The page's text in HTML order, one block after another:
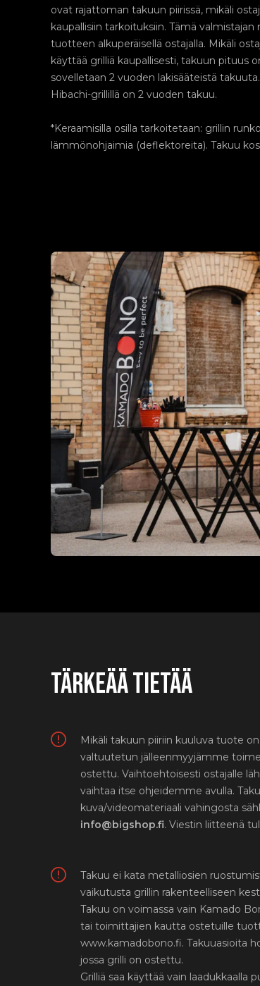
ovat rajattoman takuun piirissä, mikäli
kaupallisiin tarkoituksiin. Tämä
tuotteen alkuperäisellä ostajalla. Mikäli
käyttää grilliä kaupallisesti, takuun pituus
sovelletaan 2 vuoden lakisääteistä takuuta.
Hibachi-grillillä on 2 vuoden takuu.
*Keraamisilla osilla tarkoitetaan: grillin
lämmönohjaimia (deflektoreita). Takuu
TÄRKEÄÄ TIETÄÄ
Mikäli takuun piiriin kuuluva tuote
valtuutetun jälleenmyyjämme
ostettu. Vaihtoehtoisesti ostajalle
vaihtaa itse ohjeidemme avulla.
kuva/videomateriaali vahingosta
info@bigshop.fi. Viestin liitteenä
Takuu ei kata metalliosien
vaikutusta grillin rakenteelliseen
Takuu on voimassa vain Kamado
tai toimittajien kautta ostetuille
www.kamadobono.fi. Takuuasioita
jossa grilli on ostettu.
Grilliä saa käyttää vain laadukkaalla